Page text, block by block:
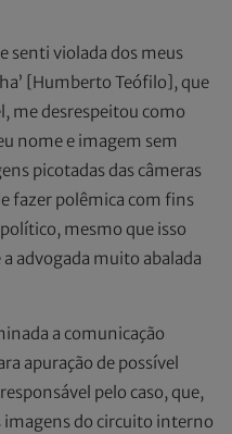
senti violada dos meus
[Humberto Teófilo], que
me desrespeitou como
nome e imagem sem
picotadas das câmeras
fazer polêmica com fins
mesmo que isso
advogada muito abalada
a comunicação
apuração de possível
pelo caso, que,
imagens do circuito interno